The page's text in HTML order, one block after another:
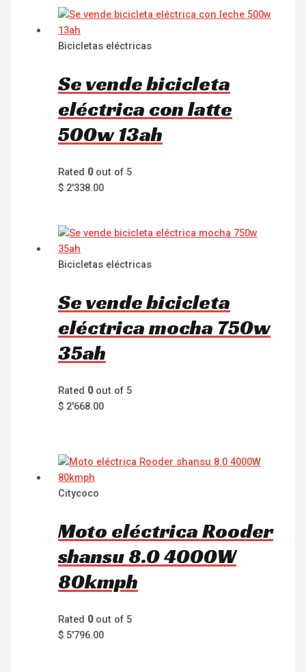
Bicicletas eléctricas
Se vende bicicleta
eléctrica con latte
500w 13ah
Rated 0out of 5
$ 2'338.00
Bicicletas eléctricas
Se vende bicicleta
eléctrica mocha 750w
35ah
Rated 0out of 5
$ 2'668.00
Citycoco
Moto eléctrica Rooder
shansu 8.0 4000W
80kmph
Rated 0out of 5
$ 5'796.00